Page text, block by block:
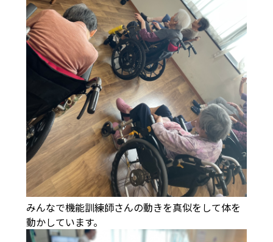
みんなで機能訓練師さんの動きを真似をして体を
動かしています。